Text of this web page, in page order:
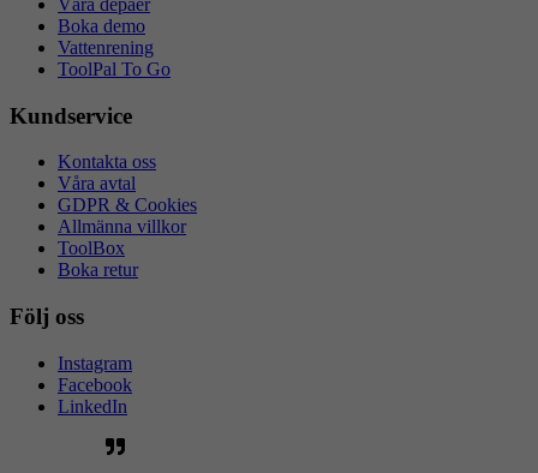
Våra depåer
Boka demo
Vattenrening
ToolPal To Go
Kundservice
Kontakta oss
Våra avtal
GDPR & Cookies
Allmänna villkor
ToolBox
Boka retur
Följ oss
Instagram
Facebook
LinkedIn